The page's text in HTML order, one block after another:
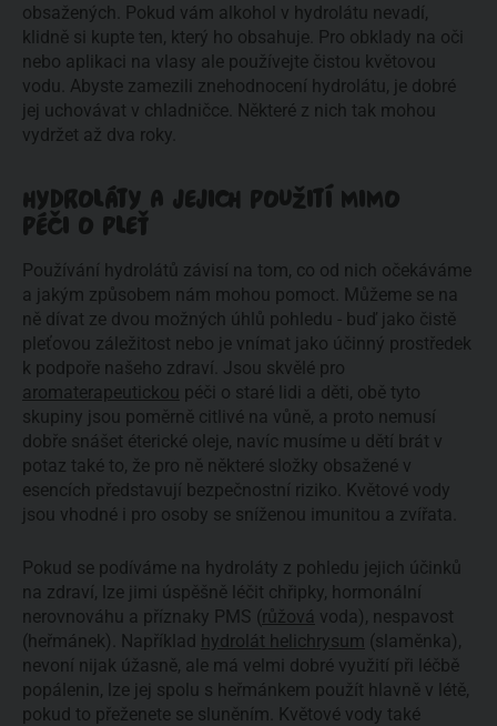
obsažených. Pokud vám alkohol v hydrolátu nevadí,
klidně si kupte ten, který ho obsahuje. Pro obklady na oči
nebo aplikaci na vlasy ale používejte čistou květovou
vodu. Abyste zamezili znehodnocení hydrolátu, je dobré
jej uchovávat v chladničce. Některé z nich tak mohou
vydržet až dva roky.
HYDROLÁTY A JEJICH POUŽITÍ MIMO
PÉČI O PLEŤ
Používání hydrolátů závisí na tom, co od nich očekáváme
a jakým způsobem nám mohou pomoct. Můžeme se na
ně dívat ze dvou možných úhlů pohledu - buď jako čistě
pleťovou záležitost nebo je vnímat jako účinný prostředek
k podpoře našeho zdraví. Jsou skvělé pro
aromaterapeutickou péči o staré lidi a děti, obě tyto
skupiny jsou poměrně citlivé na vůně, a proto nemusí
dobře snášet éterické oleje, navíc musíme u dětí brát v
potaz také to, že pro ně některé složky obsažené v
esencích představují bezpečnostní riziko. Květové vody
jsou vhodné i pro osoby se sníženou imunitou a zvířata.
Pokud se podíváme na hydroláty z pohledu jejich účinků
na zdraví, lze jimi úspěšně léčit chřipky, hormonální
nerovnováhu a příznaky PMS (růžová voda), nespavost
(heřmánek). Například hydrolát helichrysum (slaměnka),
nevoní nijak úžasně, ale má velmi dobré využití při léčbě
popálenin, lze jej spolu s heřmánkem použít hlavně v létě,
pokud to přeženete se sluněním. Květové vody také